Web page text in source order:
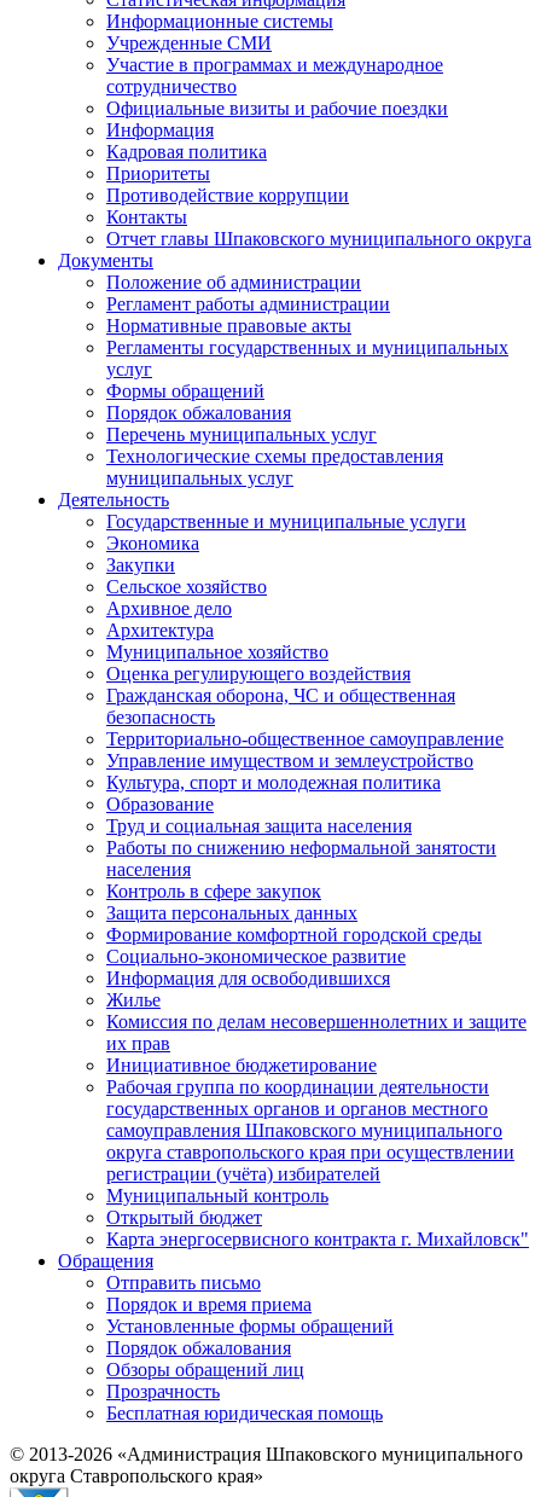
Информационные системы
Учрежденные СМИ
Участие в программах и международное
сотрудничество
Официальные визиты и рабочие поездки
Информация
Кадровая политика
Приоритеты
Противодействие коррупции
Контакты
Отчет главы Шпаковского муниципального округа
Документы
Положение об администрации
Регламент работы администрации
Нормативные правовые акты
Регламенты государственных и муниципальных
услуг
Формы обращений
Порядок обжалования
Перечень муниципальных услуг
Технологические схемы предоставления
муниципальных услуг
Деятельность
Государственные и муниципальные услуги
Экономика
Закупки
Сельское хозяйство
Архивное дело
Архитектура
Муниципальное хозяйство
Оценка регулирующего воздействия
Гражданская оборона, ЧС и общественная
безопасность
Территориально-общественное самоуправление
Управление имуществом и землеустройство
Культура, спорт и молодежная политика
Образование
Труд и социальная защита населения
Работы по снижению неформальной занятости
населения
Контроль в сфере закупок
Защита персональных данных
Формирование комфортной городской среды
Социально-экономическое развитие
Информация для освободившихся
Жилье
Комиссия по делам несовершеннолетних и защите
их прав
Инициативное бюджетирование
Рабочая группа по координации деятельности
государственных органов и органов местного
самоуправления Шпаковского муниципального
округа ставропольского края при осуществлении
регистрации (учёта) избирателей
Муниципальный контроль
Открытый бюджет
Карта энергосервисного контракта г. Михайловск"
Обращения
Отправить письмо
Порядок и время приема
Установленные формы обращений
Порядок обжалования
Обзоры обращений лиц
Прозрачность
Бесплатная юридическая помощь
© 2013-2026 «Администрация Шпаковского муниципального
округа Ставропольского края»